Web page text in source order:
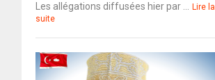
Les allégations diffusées hier par ...
Lire la
suite